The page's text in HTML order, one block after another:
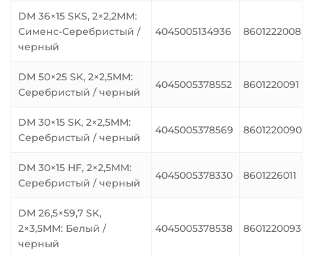
DM 36×15 SKS, 2×2,2MM:
Сименс-Серебристый /
черный
4045005134936 8601222008
DM 50×25 SK, 2×2,5MM:
Серебристый / черный
4045005378552 8601220091
DM 30×15 SK, 2×2,5MM:
Серебристый / черный
4045005378569 8601220090
DM 30×15 HF, 2×2,5MM:
Серебристый / черный
4045005378330 8601226011
DM 26,5×59,7 SK,
2×3,5MM: Белый /
черный
4045005378538 8601220093